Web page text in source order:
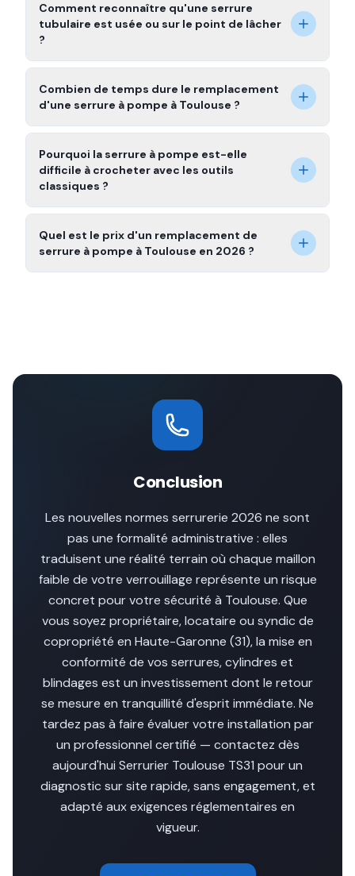
Comment reconnaître qu'une serrure
tubulaire est usée ou sur le point de lâcher
?
Combien de temps dure le remplacement
d'une serrure à pompe à Toulouse ?
Pourquoi la serrure à pompe est-elle
difficile à crocheter avec les outils
classiques ?
Quel est le prix d'un remplacement de
serrure à pompe à Toulouse en 2026 ?
Conclusion
Les nouvelles normes serrurerie 2026 ne sont
pas une formalité administrative : elles
traduisent une réalité terrain où chaque maillon
faible de votre verrouillage représente un risque
concret pour votre sécurité à Toulouse. Que
vous soyez propriétaire, locataire ou syndic de
copropriété en Haute-Garonne (31), la mise en
conformité de vos serrures, cylindres et
blindages est un investissement dont le retour
se mesure en tranquillité d'esprit immédiate. Ne
tardez pas à faire évaluer votre installation par
un professionnel certifié — contactez dès
aujourd'hui Serrurier Toulouse TS31 pour un
diagnostic sur site rapide, sans engagement, et
adapté aux exigences réglementaires en
vigueur.